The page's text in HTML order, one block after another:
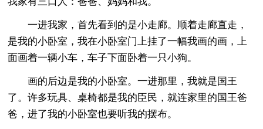
一进我家，首先看到的是小走廊。顺着走廊直走，
是我的小卧室，我在小卧室门上挂了一幅我画的画，上
面画着一辆小车，车子下面卧着一只小狗。
画的后边是我的小卧室。一进那里，我就是国王
了。许多玩具、桌椅都是我的臣民，就连家里的国王爸
爸，进了我的小卧室也要听我的摆布。